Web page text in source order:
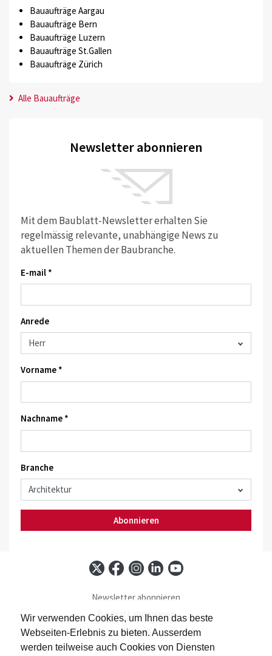
Wir verwenden Cookies, um Ihnen das beste
Webseiten-Erlebnis zu bieten. Ausserdem
werden teilweise auch Cookies von Diensten
Bauaufträge Aargau
Bauaufträge Bern
Bauaufträge Luzern
Bauaufträge St.Gallen
Bauaufträge Zürich
Alle Bauaufträge
Newsletter abonnieren
Mit dem Baublatt-Newsletter erhalten Sie
regelmässig relevante, unabhängige News zu
aktuellen Themen der Baubranche.
E-mail *
Anrede
Vorname *
Nachname *
Branche
Abonnieren
Newsletter abonnieren
Baublatt abonnieren
Kontakt
Impressum